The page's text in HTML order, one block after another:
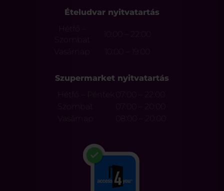
Ételudvar nyitvatartás
Hétfő –
Szombat
10:00 – 22:00
Vasárnap
Szupermarket nyitvatartás
Hétfő – Péntek
07:00 – 22:00
Szombat
07:00 – 20:00
Vasárnap
08:00 – 20:00